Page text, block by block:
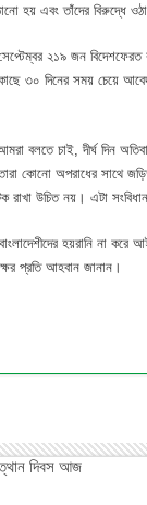
হয় এবং তাঁদের বিরুদ্ধে
২১৯ জন বিদেশফেরত
৩০ দিনের সময় চেয়ে
বলতে চাই, দীর্ঘ দিন
কোনো অপরাধের সাথে জড়িত
রাখা উচিত নয়। এটা
হয়রানি না করে
প্রতি আহবান জানান।
দিবস আজ